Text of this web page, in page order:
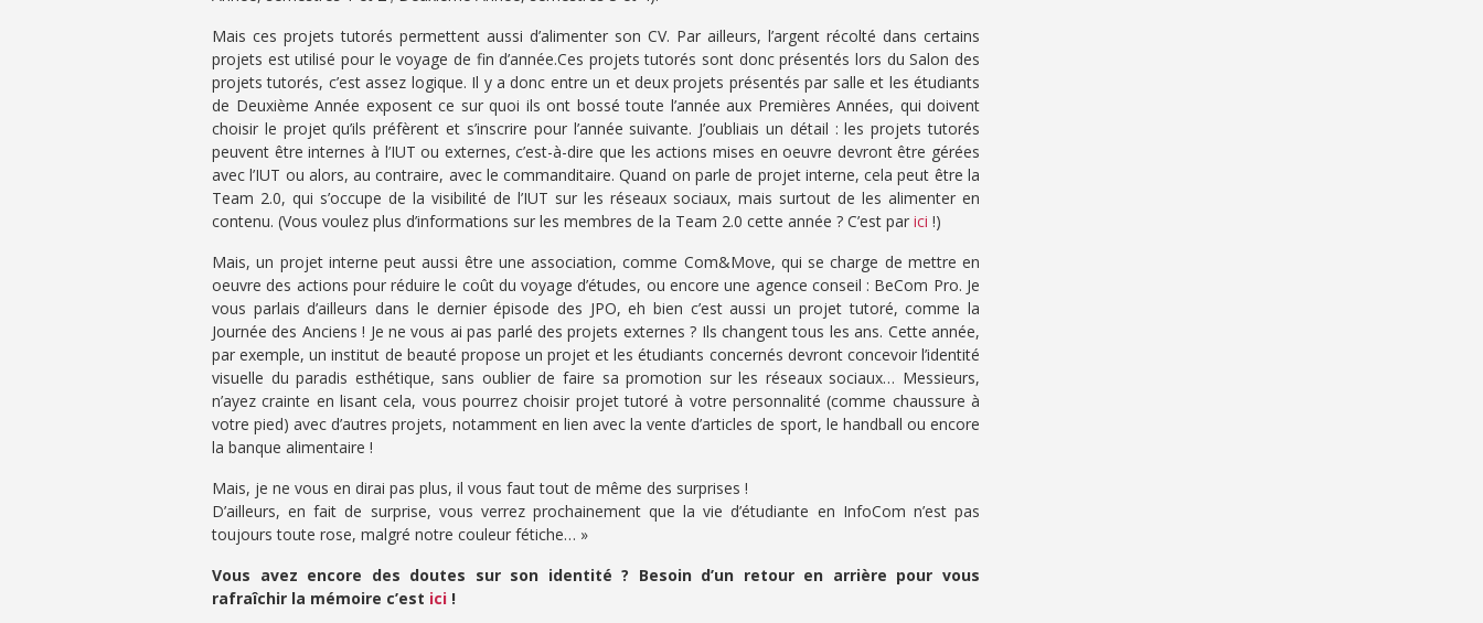
Mais ces projets tutorés permettent aussi d’alimenter son CV. Par ailleurs, l’argent récolté dans certains
projets est utilisé pour le voyage de fin d’année.Ces projets tutorés sont donc présentés lors du Salon des
projets tutorés, c’est assez logique. Il y a donc entre un et deux projets présentés par salle et les étudiants
de Deuxième Année exposent ce sur quoi ils ont bossé toute l’année aux Premières Années, qui doivent
choisir le projet qu’ils préfèrent et s’inscrire pour l’année suivante. J’oubliais un détail : les projets tutorés
peuvent être internes à l’IUT ou externes, c’est-à-dire que les actions mises en oeuvre devront être gérées
avec l’IUT ou alors, au contraire, avec le commanditaire. Quand on parle de projet interne, cela peut être la
Team 2.0, qui s’occupe de la visibilité de l’IUT sur les réseaux sociaux, mais surtout de les alimenter en
contenu. (Vous voulez plus d’informations sur les membres de la Team 2.0 cette année ? C’est par ici !)
Mais, un projet interne peut aussi être une association, comme Com&Move, qui se charge de mettre en
oeuvre des actions pour réduire le coût du voyage d’études, ou encore une agence conseil : BeCom Pro. Je
vous parlais d’ailleurs dans le dernier épisode des JPO, eh bien c’est aussi un projet tutoré, comme la
Journée des Anciens ! Je ne vous ai pas parlé des projets externes ? Ils changent tous les ans. Cette année,
par exemple, un institut de beauté propose un projet et les étudiants concernés devront concevoir l’identité
visuelle du paradis esthétique, sans oublier de faire sa promotion sur les réseaux sociaux… Messieurs,
n’ayez crainte en lisant cela, vous pourrez choisir projet tutoré à votre personnalité (comme chaussure à
votre pied) avec d’autres projets, notamment en lien avec la vente d’articles de sport, le handball ou encore
la banque alimentaire !
Mais, je ne vous en dirai pas plus, il vous faut tout de même des surprises !
D’ailleurs, en fait de surprise, vous verrez prochainement que la vie d’étudiante en InfoCom n’est pas
toujours toute rose, malgré notre couleur fétiche… »
Vous avez encore des doutes sur son identité ? Besoin d’un retour en arrière pour vous
rafraîchir la mémoire c’est ici !